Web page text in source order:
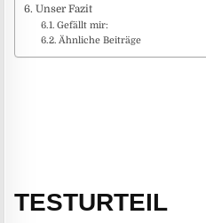
Unser Fazit
Gefällt mir:
Ähnliche Beiträge
TESTURTEIL